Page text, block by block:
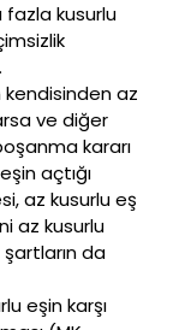
fazla kusurlu
az
ve diğer
kararı
açtığı
az kusurlu eş
az kusurlu
da
eşin karşı